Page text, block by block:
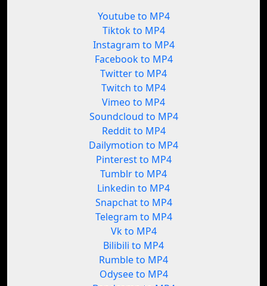
Youtube to MP4
Tiktok to MP4
Instagram to MP4
Facebook to MP4
Twitter to MP4
Twitch to MP4
Vimeo to MP4
Soundcloud to MP4
Reddit to MP4
Dailymotion to MP4
Pinterest to MP4
Tumblr to MP4
Linkedin to MP4
Snapchat to MP4
Telegram to MP4
Vk to MP4
Bilibili to MP4
Rumble to MP4
Odysee to MP4